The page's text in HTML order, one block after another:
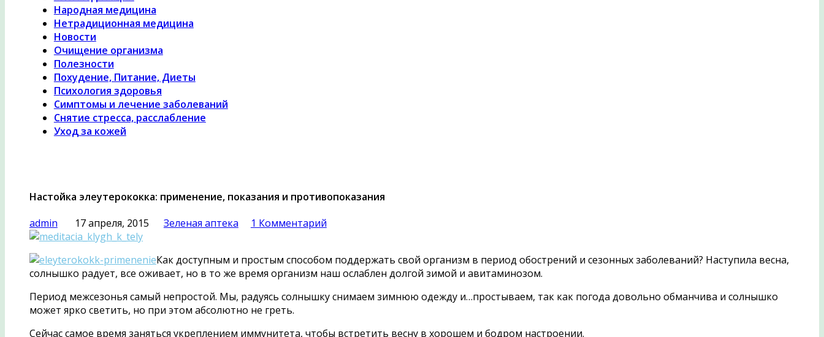
Народная медицина
Нетрадиционная медицина
Новости
Очищение организма
Полезности
Похудение, Питание, Диеты
Психология здоровья
Симптомы и лечение заболеваний
Снятие стресса, расслабление
Уход за кожей
Настойка элеутерококка: применение, показания и противопоказания
admin
17 апреля, 2015 Зеленая аптека 1 Комментарий
Как доступным и простым способом поддержать свой организм в период обострений и сезонных заболеваний? Наступила весна,
солнышко радует, все оживает, но в то же время организм наш ослаблен долгой зимой и авитаминозом.
Период межсезонья самый непростой. Мы, радуясь солнышку снимаем зимнюю одежду и…простываем, так как погода довольно обманчива и солнышко
может ярко светить, но при этом абсолютно не греть.
Сейчас самое время заняться укреплением иммунитета, чтобы встретить весну в хорошем и бодром настроении.